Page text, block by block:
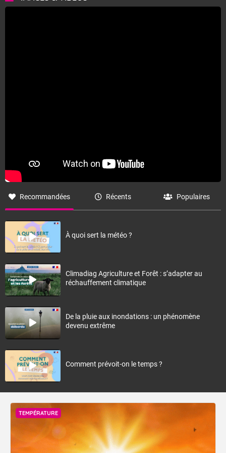
Calme, ensoleillé et plus chaud.
fait 25 à 30 degrés sur la moitié Nord, plus frais sur le
littoral de la Manche, et souvent 30 à 35 degrés sur la
moitié sud, jusqu'à localement 35 à 39 degrés autour
Recommandées Récents Populaires
À quoi sert la météo ?
Climadiag Agriculture et Forêt : s’adapter au
réchauffement climatique
De la pluie aux inondations : un phénomène
devenu extrême
Comment prévoit-on le temps ?
TEMPÉRATURE